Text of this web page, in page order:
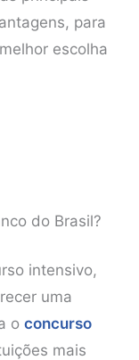
para
escolha
do Brasil?
intensivo,
uma
o concurso
mais